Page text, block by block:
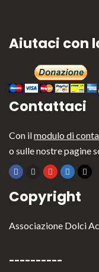
Aiutaci con
Contattaci
Con ilmodulo di
o sulle nostre pagine
Copyright
Associazione Dolci
----------